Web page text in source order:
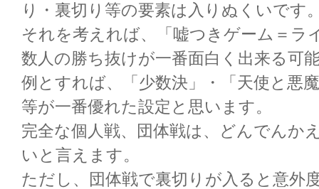
り・裏切り等の要素は入りぬくいです
それを考えれば、「嘘つきゲーム＝ラ
数人の勝ち抜けが一番面白く出来る可
例とすれば、「少数決」・「天使と悪
等が一番優れた設定と思います。
完全な個人戦、団体戦は、どんでんか
いと言えます。
ただし、団体戦で裏切りが入ると意外